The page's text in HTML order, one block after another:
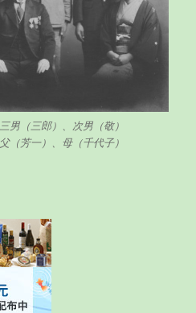
（三郎）、次男（敬）
芳一）、母（千代子）